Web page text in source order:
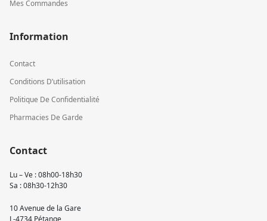
Mes Commandes
Information
Contact
Conditions D’utilisation
Politique De Confidentialité
Pharmacies De Garde
Contact
Lu – Ve : 08h00-18h30
Sa : 08h30-12h30
10 Avenue de la Gare
L-4734 Pétange